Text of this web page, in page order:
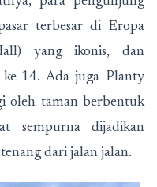
terbesar di Eropa
yang ikonis, dan
14. Ada juga Planty
oleh taman berbentuk
sempurna dijadikan
dari jalan jalan.